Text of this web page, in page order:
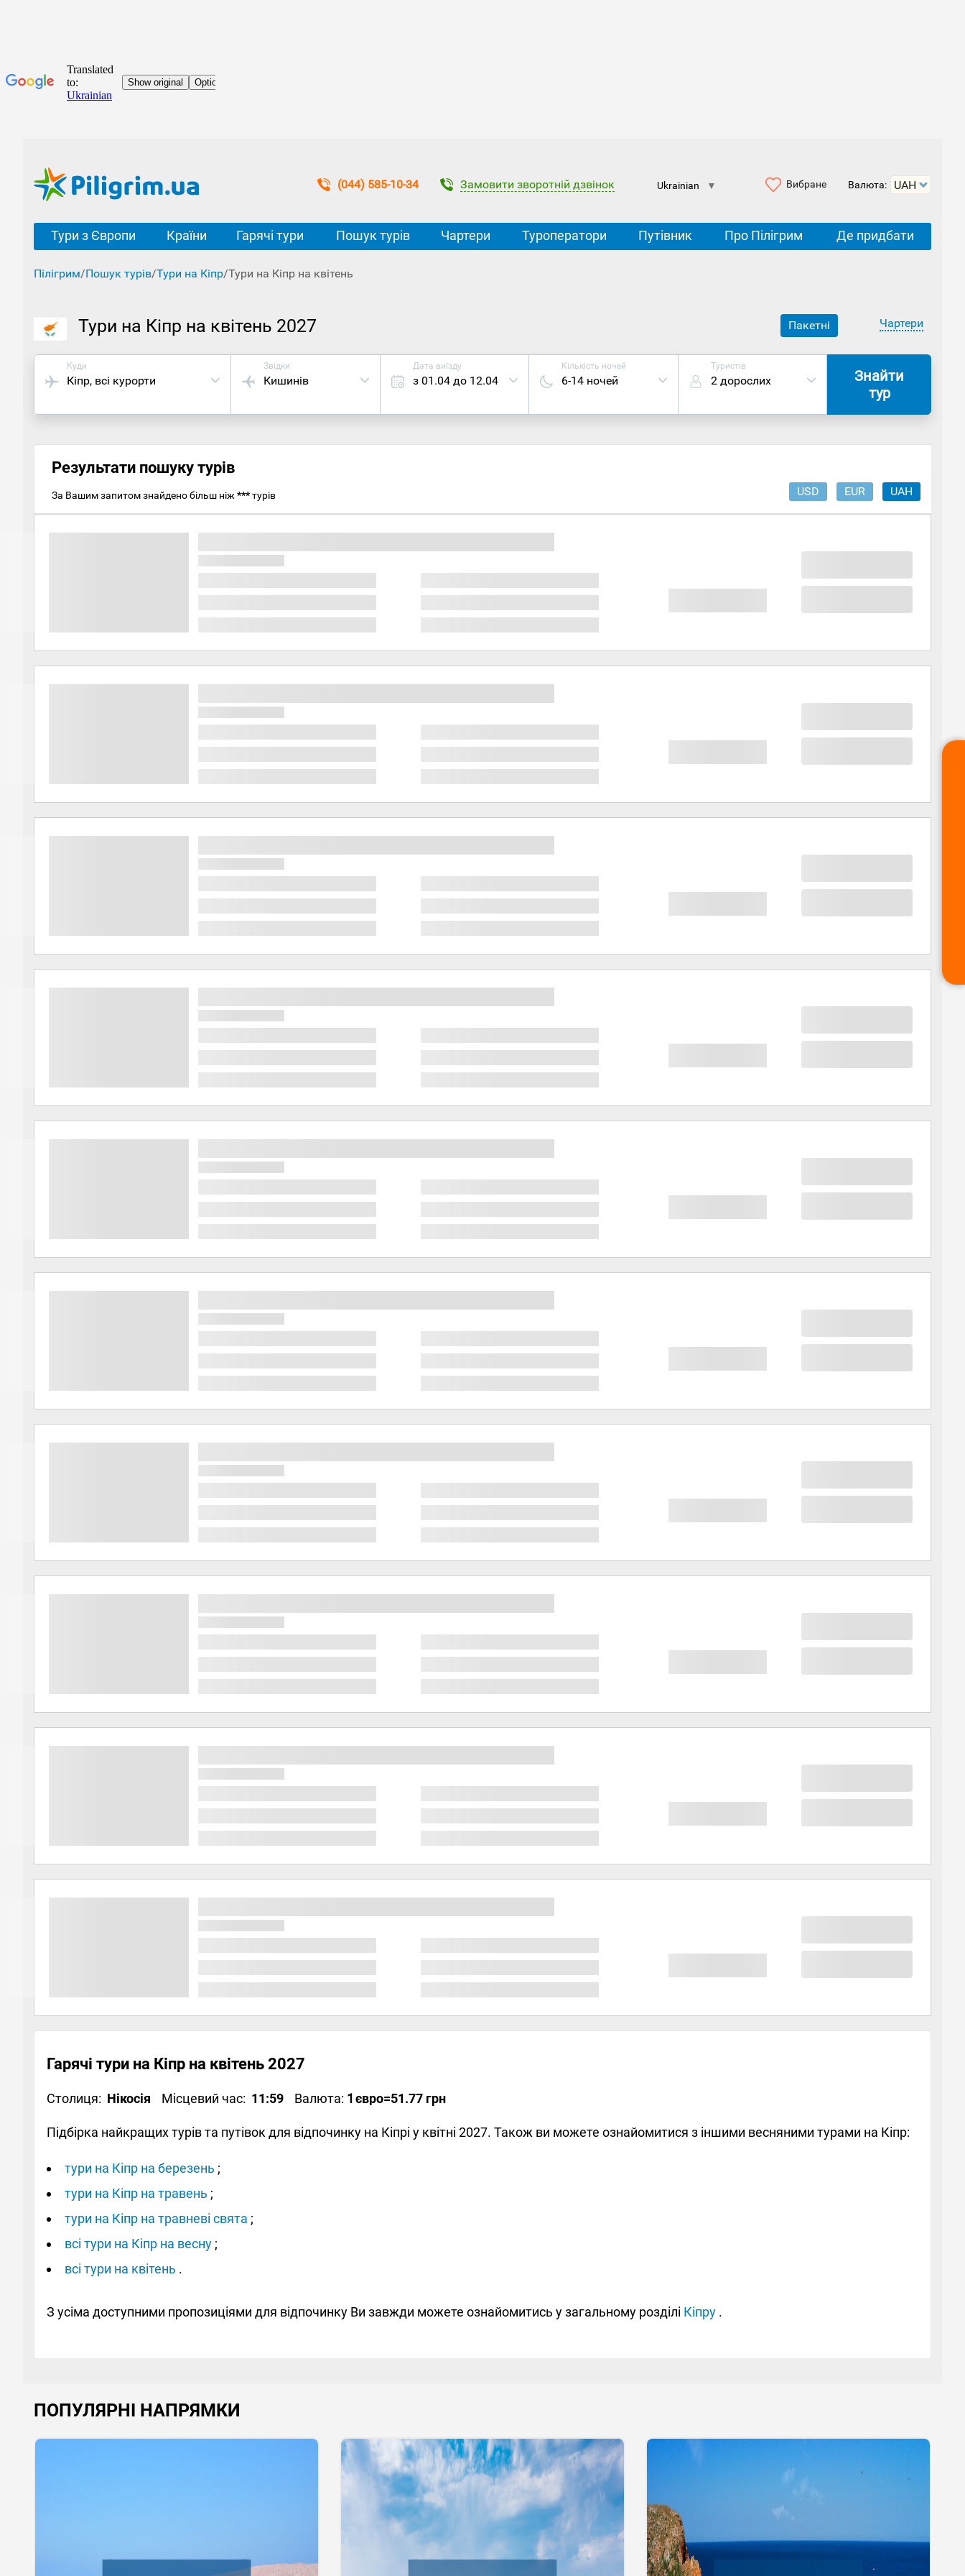
(044) 585-10-34 Замовити зворотній дзвінок Ukrainian ▼ Вибране Валюта:
Тури з Європи Країни Гарячі тури Пошук турів Чартери Туроператори Путівник Про Пілігрим Де придбати
Пілігрим/Пошук турів/Тури на Кіпр/Тури на Кіпр на квітень
Тури на Кіпр на квітень 2027 Пакетні Чартери
Куди
Кіпр, всі курорти
Звідки
Кишинів
Дата виїзду
з 01.04 до 12.04
Кількість ночей
6-14 ночей
Туристів
2 дорослих
Знайти
тур
Результати пошуку турів
USD EUR UAH
За Вашим запитом знайдено більш ніж ***турів
Гарячі тури на Кіпр на квітень 2027
Столиця: Нікосія Місцевий час: 11:59 Валюта: 1євро=51.77 грн
Підбірка найкращих турів та путівок для відпочинку на Кіпрі у квітні 2027. Також ви можете ознайомитися з іншими весняними турами на Кіпр:
тури на Кіпр на березень ;
тури на Кіпр на травень ;
тури на Кіпр на травневі свята ;
всі тури на Кіпр на весну ;
всі тури на квітень .
З усіма доступними пропозиціями для відпочинку Ви завжди можете ознайомитись у загальному розділі Кіпру .
ПОПУЛЯРНІ НАПРЯМКИ